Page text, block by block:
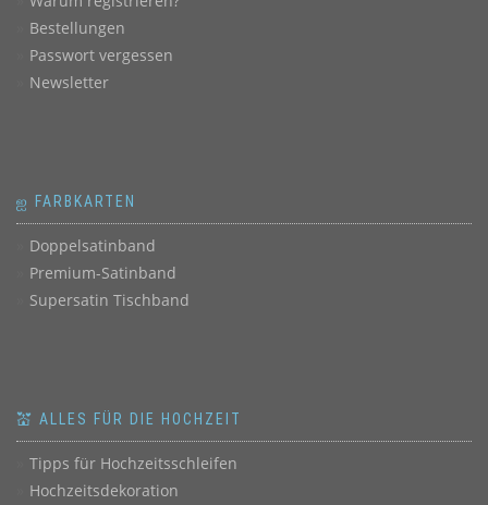
Bestellungen
Passwort vergessen
Newsletter
ஐ FARBKARTEN
Doppelsatinband
Premium-Satinband
Supersatin Tischband
💒 ALLES FÜR DIE HOCHZEIT
Tipps für Hochzeitsschleifen
Hochzeitsdekoration